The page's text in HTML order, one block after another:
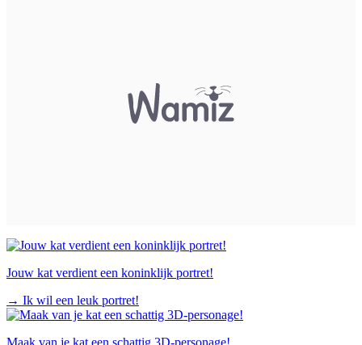
Jouw kat verdient een koninklijk portret!
→ Ik wil een leuk portret!
Maak van je kat een schattig 3D-personage!